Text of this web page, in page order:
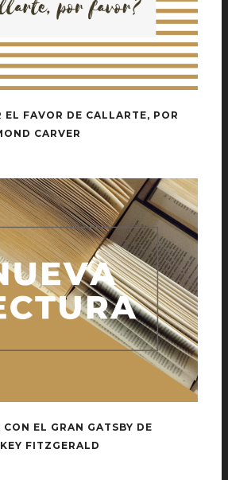
EL FAVOR DE CALLARTE, POR
CARVER
EL GRAN GATSBY DE
FITZGERALD